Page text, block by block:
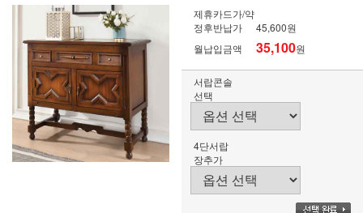
제휴카드가/약
정후반납가
45,600원
월납입금액
35,100원
서랍콘솔
선택
4단서랍
장추가